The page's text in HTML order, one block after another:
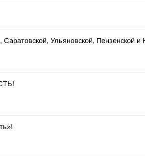
Ульяновской, Пензенской